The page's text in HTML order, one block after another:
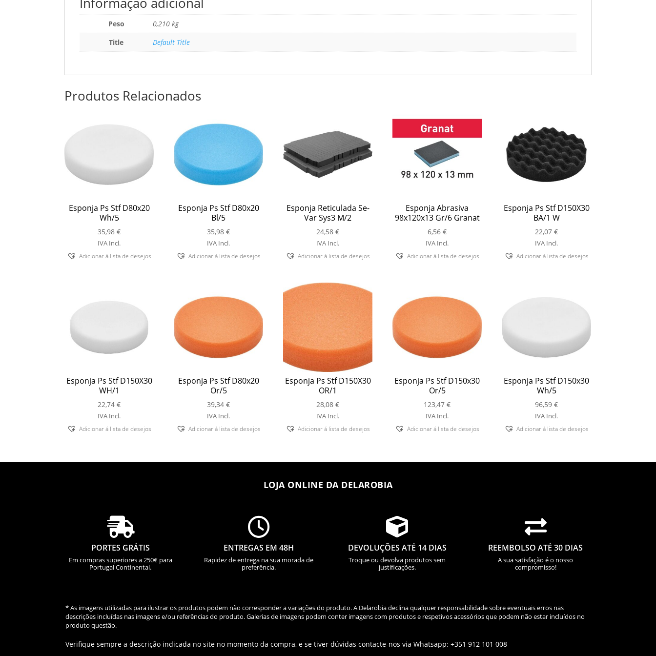
Peso
0,210 kg
Title
Default Title
Produtos Relacionados
Esponja Ps Stf D80x20
Wh/5
35,98€
IVA Incl.
Adicionar á lista de desejos
Esponja Ps Stf D80x20
Bl/5
35,98€
IVA Incl.
Adicionar á lista de desejos
Esponja Reticulada Se-
Var Sys3 M/2
24,58€
IVA Incl.
Adicionar á lista de desejos
Esponja Abrasiva
98x120x13 Gr/6 Granat
6,56€
IVA Incl.
Adicionar á lista de desejos
Esponja Ps Stf D150X30
BA/1 W
22,07€
IVA Incl.
Adicionar á lista de desejos
Esponja Ps Stf D150X30
WH/1
22,74€
IVA Incl.
Adicionar á lista de desejos
Esponja Ps Stf D80x20
Or/5
39,34€
IVA Incl.
Adicionar á lista de desejos
Esponja Ps Stf D150X30
OR/1
28,08€
IVA Incl.
Adicionar á lista de desejos
Esponja Ps Stf D150x30
Or/5
123,47€
IVA Incl.
Adicionar á lista de desejos
Esponja Ps Stf D150x30
Wh/5
96,59€
IVA Incl.
Adicionar á lista de desejos
LOJA ONLINE DA DELAROBIA

PORTES GRÁTIS
Em compras superiores a 250€ para
Portugal Continental.

ENTREGAS EM 48H
Rapidez de entrega na sua morada de
preferência.

DEVOLUÇÕES ATÉ 14 DIAS
Troque ou devolva produtos sem
justificações.

REEMBOLSO ATÉ 30 DIAS
A sua satisfação é o nosso
compromisso!
* As imagens utilizadas para ilustrar os produtos podem não corresponder a variações do produto. A Delarobia declina qualquer responsabilidade sobre eventuais erros nas
descrições incluídas nas imagens e/ou referências do produto. Galerias de imagens podem conter imagens com produtos e respetivos acessórios que podem não estar incluídos no
produto questão.
Verifique sempre a descrição indicada no site no momento da compra, e se tiver dúvidas contacte-nos via Whatsapp: +351 912 101 008